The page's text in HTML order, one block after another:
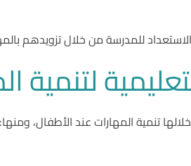
للمدرسة من خلال تزويدهم
لتنمية
تنمية المهارات عند الأطفال، ومنها: